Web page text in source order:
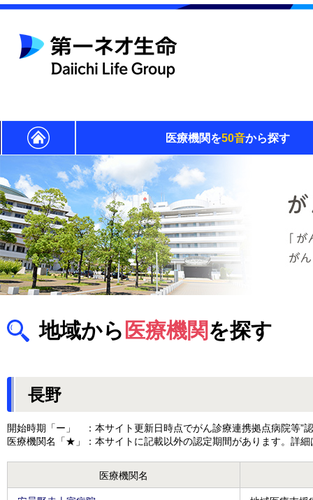
医療機関を50音から探す
地域から 医療機関を探す
長野
開始時期「ー」 ：本サイト更新日時点でがん診療連携拠点病院等”
医療機関名「★」：本サイトに記載以外の認定期間があります。詳
医療機関名